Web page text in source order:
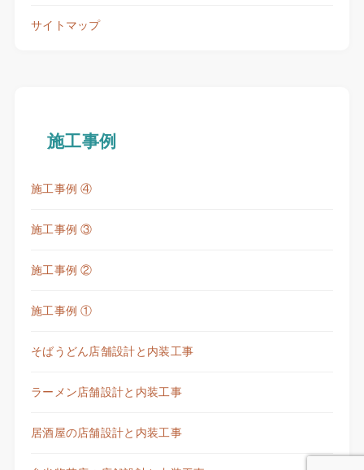
サイトマップ
施工事例
施工事例 ④
施工事例 ③
施工事例 ②
施工事例 ①
そばうどん店舗設計と内装工事
ラーメン店舗設計と内装工事
居酒屋の店舗設計と内装工事